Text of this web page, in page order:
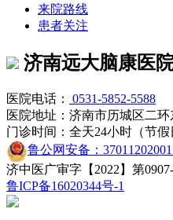
来院路线
患者关注
济南远大脑康医
医院电话：
0531-5852-5588
医院地址：济南市历城区二环
门诊时间：全天24小时（节假
鲁公网安备：
济中医广审字【2022】第
鲁ICP备16020344号-1